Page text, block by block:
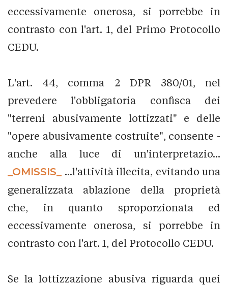
eccessivamente onerosa, si porrebbe in
contrasto con l'art. 1, del Primo Protocollo
CEDU.
L'art. 44, comma 2 DPR 380/01, nel
prevedere l'obbligatoria confisca dei
"terreni abusivamente lottizzati" e delle
"opere abusivamente costruite", consente -
anche alla luce di un'interpretazio...
_OMISSIS_
...l'attività illecita, evitando una
generalizzata ablazione della proprietà
che, in quanto sproporzionata ed
eccessivamente onerosa, si porrebbe in
contrasto con l'art. 1, del Protocollo CEDU.
Se la lottizzazione abusiva riguarda quei